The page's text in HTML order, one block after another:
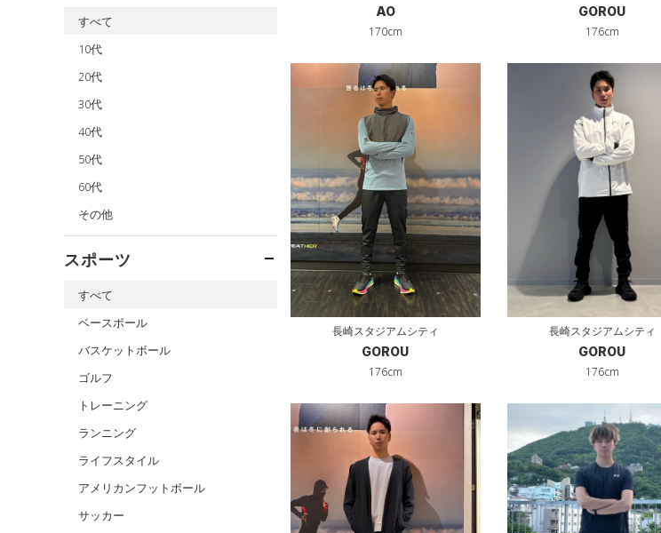
すべて
10代
20代
30代
40代
50代
60代
その他
スポーツ
すべて
ベースボール
バスケットボール
ゴルフ
トレーニング
ランニング
ライフスタイル
アメリカンフットボール
サッカー
AO
170cm
GOROU
176cm
長崎スタジアムシティ
GOROU
176cm
長崎スタジアムシティ
GOROU
176cm